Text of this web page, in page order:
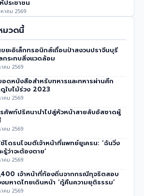
ประชาชน
าคม 2569
มวดนี้
ขยะอิเล็กทรอนิกส์เถื่อนป่าสงวนปราจีนบุรี
กระทบสิ่งแวดล้อม
คม 2569
ดหนังสือสำหรับทหารและทหารผ่านศึก
ดูใบไม้ร่วง 2023
คม 2569
ศัพท์ปริศนานำไปสู่หัวหน้าสายลับอัสซาดผู้
คม 2569
ช้โดรนโจมตีเจ้าหน้าที่แพทย์ยูเครน: ‘ฉันวิ่ง
รู้ว่าจะต้องตาย’
คม 2569
เจ้าหน้าที่ท้องถิ่นจากกรณีทุจริตสอบ
งมหาดไทยเดินหน้า ‘กู้คืนความยุติธรรม’
คม 2569